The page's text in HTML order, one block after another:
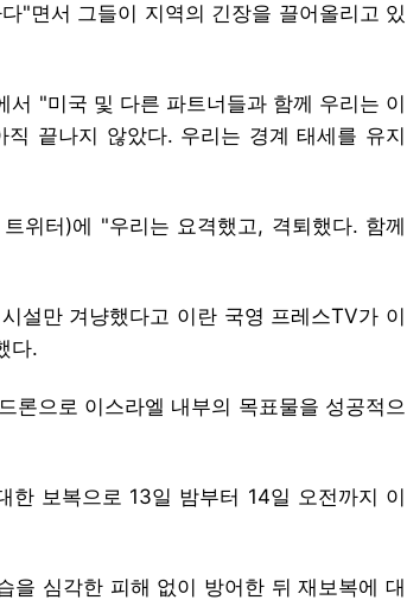
"면서 그들이 지역의 긴장을 끌어올리고 있
"미국 및 다른 파트너들과 함께 우리는 이
끝나지 않았다. 우리는 경계 태세를 유지
위터)에 "우리는 요격했고, 격퇴했다. 함께
설만 겨냥했다고 이란 국영 프레스TV가 이
다.
론으로 이스라엘 내부의 목표물을 성공적으
보복으로 13일 밤부터 14일 오전까지 이
을 심각한 피해 없이 방어한 뒤 재보복에 대